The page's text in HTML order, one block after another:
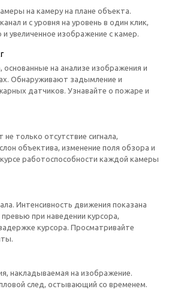
на камеру на плане объекта.
и с уровня на уровень в один клик,
увеличенное изображение с камер.
на анализе изображения и
Обнаруживают задымление и
датчиков. Узнавайте о пожаре и
только отсутствие сигнала,
объектива, изменение поля обзора и
работоспособности каждой камеры
Интенсивность движения показана
при наведении курсора,
курсора. Просматривайте
накладываемая на изображение.
след, остывающий со временем.